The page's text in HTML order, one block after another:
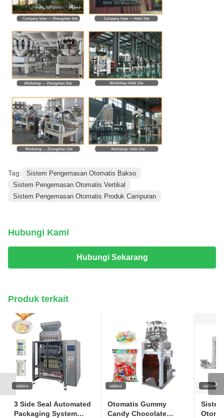
Tag:
Sistem Pengemasan Otomatis Bakso
Sistem Pengemasan Otomatis Vertikal
Sistem Pengemasan Otomatis Produk Campuran
Hubungi Kami
Hubungi Sekarang
Produk terkait
video
3 Side Seal Automated
Packaging System
video
Otomatis Gummy
Candy Chocolate
video